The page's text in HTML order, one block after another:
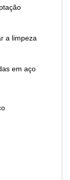
a limpeza
em aço